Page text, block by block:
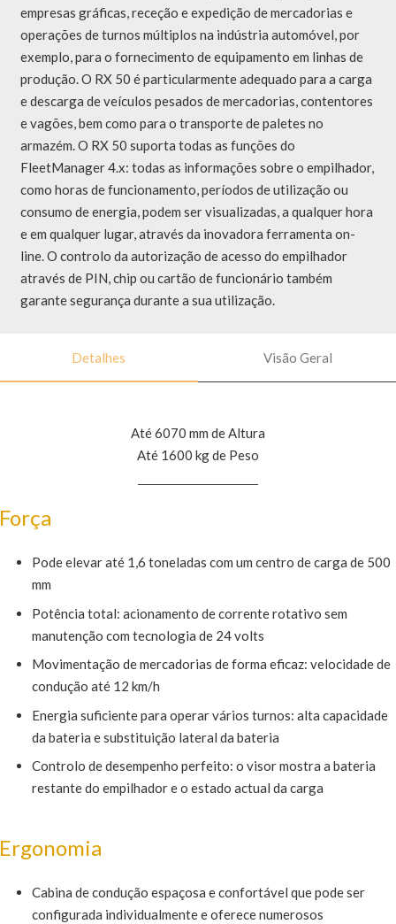
empresas gráficas, receção e expedição de mercadorias e
operações de turnos múltiplos na indústria automóvel, por
exemplo, para o fornecimento de equipamento em linhas de
produção. O RX 50 é particularmente adequado para a carga
e descarga de veículos pesados de mercadorias, contentores
e vagões, bem como para o transporte de paletes no
armazém. O RX 50 suporta todas as funções do
FleetManager 4.x: todas as informações sobre o empilhador,
como horas de funcionamento, períodos de utilização ou
consumo de energia, podem ser visualizadas, a qualquer hora
e em qualquer lugar, através da inovadora ferramenta on-
line. O controlo da autorização de acesso do empilhador
através de PIN, chip ou cartão de funcionário também
garante segurança durante a sua utilização.
Detalhes Visão Geral
Até 6070 mm de Altura
Até 1600 kg de Peso
Pode elevar até 1,6 toneladas com um centro de carga de 500
mm
Potência total: acionamento de corrente rotativo sem
manutenção com tecnologia de 24 volts
Movimentação de mercadorias de forma eficaz: velocidade de
condução até 12 km/h
Energia suficiente para operar vários turnos: alta capacidade
da bateria e substituição lateral da bateria
Controlo de desempenho perfeito: o visor mostra a bateria
restante do empilhador e o estado actual da carga
Cabina de condução espaçosa e confortável que pode ser
configurada individualmente e oferece numerosos